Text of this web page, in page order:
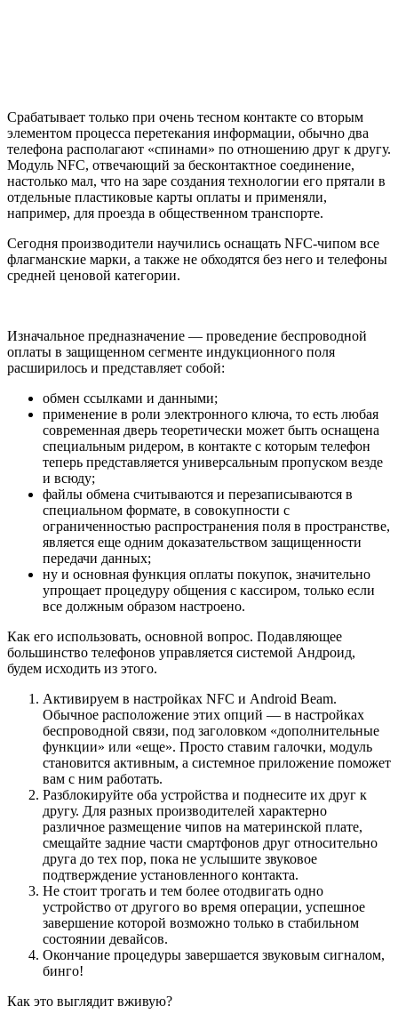
Срабатывает только при очень тесном контакте со вторым
элементом процесса перетекания информации, обычно два
телефона располагают «спинами» по отношению друг к другу.
Модуль NFC, отвечающий за бесконтактное соединение,
настолько мал, что на заре создания технологии его прятали в
отдельные пластиковые карты оплаты и применяли,
например, для проезда в общественном транспорте.
Сегодня производители научились оснащать NFC-чипом все
флагманские марки, а также не обходятся без него и телефоны
средней ценовой категории.
Изначальное предназначение — проведение беспроводной
оплаты в защищенном сегменте индукционного поля
расширилось и представляет собой:
обмен ссылками и данными;
применение в роли электронного ключа, то есть любая
современная дверь теоретически может быть оснащена
специальным ридером, в контакте с которым телефон
теперь представляется универсальным пропуском везде
и всюду;
файлы обмена считываются и перезаписываются в
специальном формате, в совокупности с
ограниченностью распространения поля в пространстве,
является еще одним доказательством защищенности
передачи данных;
ну и основная функция оплаты покупок, значительно
упрощает процедуру общения с кассиром, только если
все должным образом настроено.
Как его использовать, основной вопрос. Подавляющее
большинство телефонов управляется системой Андроид,
будем исходить из этого.
Активируем в настройках NFC и Android Beam.
Обычное расположение этих опций — в настройках
беспроводной связи, под заголовком «дополнительные
функции» или «еще». Просто ставим галочки, модуль
становится активным, а системное приложение поможет
вам с ним работать.
Разблокируйте оба устройства и поднесите их друг к
другу. Для разных производителей характерно
различное размещение чипов на материнской плате,
смещайте задние части смартфонов друг относительно
друга до тех пор, пока не услышите звуковое
подтверждение установленного контакта.
Не стоит трогать и тем более отодвигать одно
устройство от другого во время операции, успешное
завершение которой возможно только в стабильном
состоянии девайсов.
Окончание процедуры завершается звуковым сигналом,
бинго!
Как это выглядит вживую?